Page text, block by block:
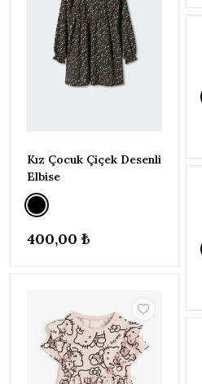
YAŞ
(140-
146CM)
11-12
(146-
(152-
158CM)
13-14
YAŞ
164CM)
YAŞ
Kız Çocuk Çiçek Desenli
Elbise
400,00 ₺